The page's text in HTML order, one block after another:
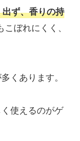
ず、香りの持
ぼれにくく、
くあります。
使えるのがゲ